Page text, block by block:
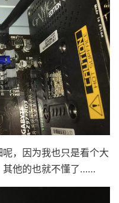
，因为我也只是看个大
其他的也就不懂了……